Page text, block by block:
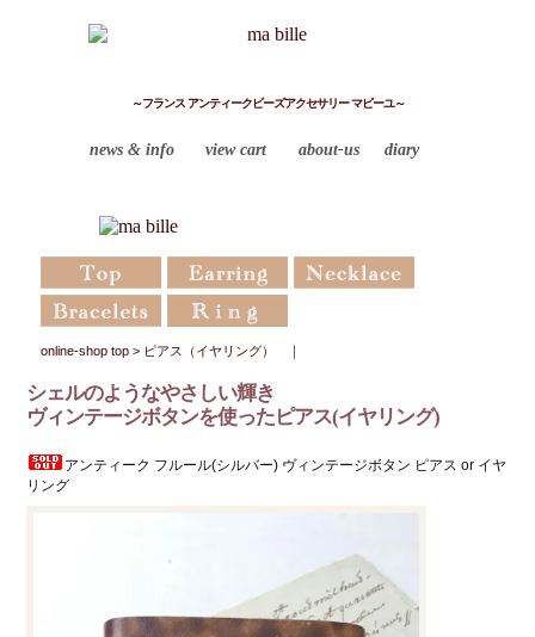
～フランス アンティークビーズアクセサリー マビーユ～
news & info view cart about-us diary
online-shop top > ピアス（イヤリング） ｜
アンティーク フルール(シルバー) ヴィンテージボタン ピアス or イヤ
リング
シェルのようなやさしい輝き
ヴィンテージボタンを使ったピアス(イヤリング)